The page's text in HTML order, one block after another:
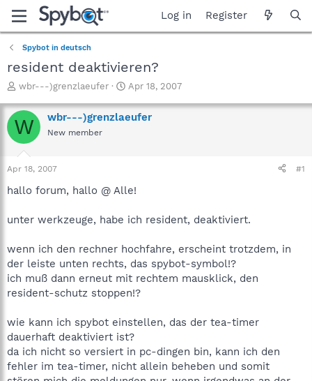
Log in Register
Spybot in deutsch
resident deaktivieren?
T
r
e
a
t
a
e
wbr---)grenzlaeufer
S
a
r
e
Apr 18, 2007
W wbr---)grenzlaeufer
New member
Apr 18, 2007 #1
hallo forum, hallo @ Alle!
unter werkzeuge, habe ich resident, deaktiviert.
wenn ich den rechner hochfahre, erscheint trotzdem, in
der leiste unten rechts, das spybot-symbol!?
ich muß dann erneut mit rechtem mausklick, den
resident-schutz stoppen!?
wie kann ich spybot einstellen, das der tea-timer
dauerhaft deaktiviert ist?
da ich nicht so versiert in pc-dingen bin, kann ich den
fehler im tea-timer, nicht allein beheben und somit